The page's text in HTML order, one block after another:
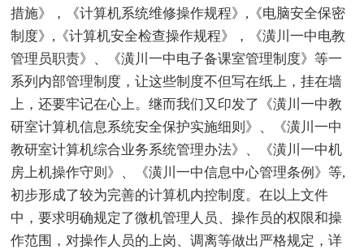
措施》，《计算机系统维修操作规程》,《电脑安全保密
制度》,《计算机安全检查操作规程》，《潢川一中电教
管理员职责》、《潢川一中电子备课室管理制度》等一
系列内部管理制度，让这些制度不但写在纸上，挂在墙
上，还要牢记在心上。继而我们又印发了《潢川一中教
研室计算机信息系统安全保护实施细则》、《潢川一中
教研室计算机综合业务系统管理办法》、《潢川一中机
房上机操作守则》、《潢川一中信息中心管理条例》等,
初步形成了较为完善的计算机内控制度。在以上文件
中，要求明确规定了微机管理人员、操作员的权限和操
作范围，对操作人员的上岗、调离等做出严格规定，详